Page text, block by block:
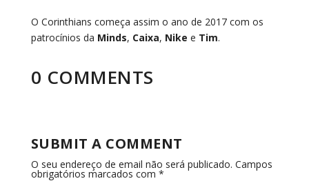
O Corinthians começa assim o ano de 2017 com os
patrocínios da Minds, Caixa, Nike e Tim.
0 COMMENTS
SUBMIT A COMMENT
O seu endereço de email não será publicado. Campos
obrigatórios marcados com *